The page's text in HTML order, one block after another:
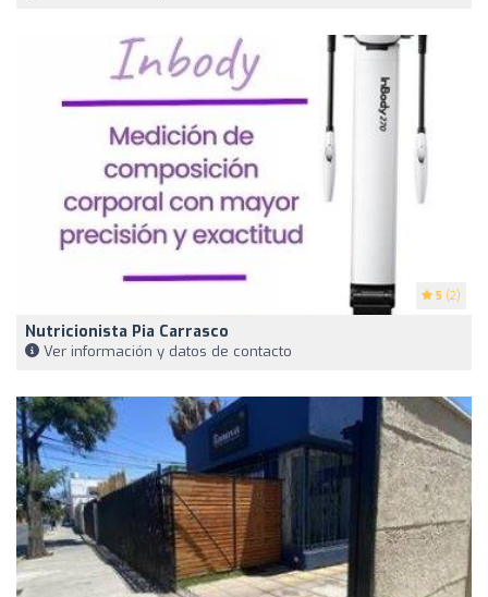
5 (2)
Nutricionista Pia Carrasco
Ver información y datos de contacto